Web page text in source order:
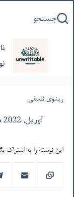
به
جستجو
ریشوی فلسفی
آوریل, 2022 دسته ها
این نوشته را به اشتراک